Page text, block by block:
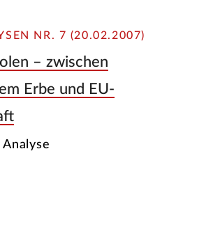
NR. 7 (20.02.2007)
– zwischen
Erbe und EU-